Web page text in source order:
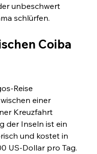
unbeschwert
schlürfen.
Coiba
Reise
einer
Kreuzfahrt
der Inseln ist ein
und kostet in
US-Dollar pro Tag.